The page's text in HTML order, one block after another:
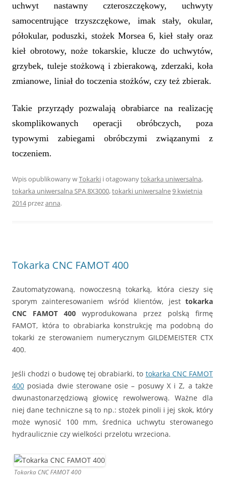
uchwyt nastawny czteroszczękowy, uchwyty
samocentrujące trzyszczękowe, imak stały, okular,
półokular, poduszki, stożek Morsea 6, kieł stały oraz
kieł obrotowy, noże tokarskie, klucze do uchwytów,
grzybek, tuleje stożkową i zbierakową, zderzaki, koła
zmianowe, liniał do toczenia stożków, czy też zbierak.
Takie przyrządy pozwalają obrabiarce na realizację
skomplikowanych operacji obróbczych, poza
typowymi zabiegami obróbczymi związanymi z
toczeniem.
Wpis opublikowany wTokarki i otagowanytokarka uniwersalna,
tokarka uniwersalna SPA 8X3000,tokarki uniwersalne9 kwietnia
2014przezanna.
Tokarka CNC FAMOT 400
Zautomatyzowaną, nowoczesną tokarką, która cieszy się
sporym zainteresowaniem wśród klientów, jest tokarka
CNC FAMOT 400 wyprodukowana przez polską firmę
FAMOT, która to obrabiarka konstrukcję ma podobną do
tokarki ze sterowaniem numerycznym GILDEMEISTER CTX
400.
Jeśli chodzi o budowę tej obrabiarki, to tokarka CNC FAMOT
400 posiada dwie sterowane osie – posuwy X i Z, a także
dwunastonarzędziową głowicę rewolwerową. Ważne dla
niej dane techniczne są to np.: stożek pinoli i jej skok, który
może wynosić 100 mm, średnica uchwytu sterowanego
hydraulicznie czy wielkości przelotu wrzeciona.
Tokarka CNC FAMOT 400